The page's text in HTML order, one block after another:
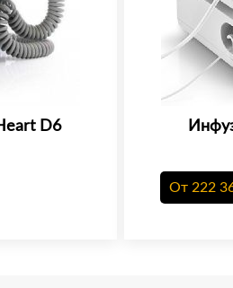
D6
От 222